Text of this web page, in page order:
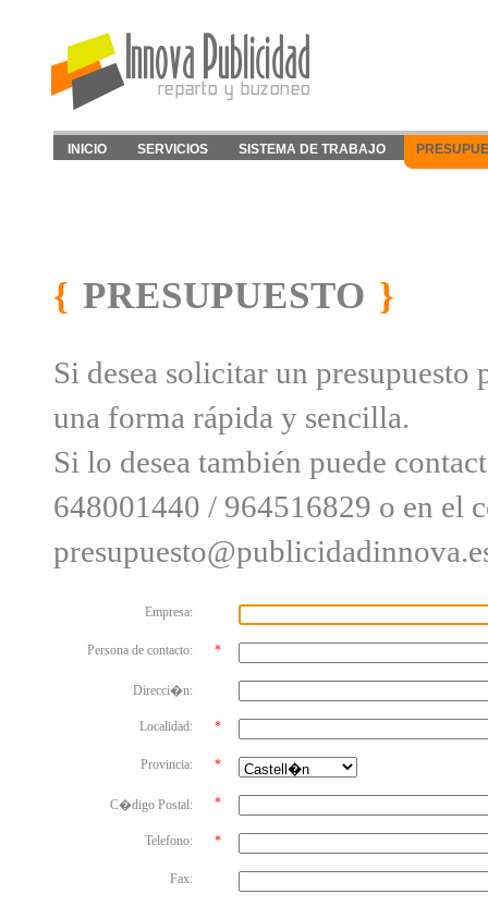
INICIO SERVICIOS SISTEMA DE TRABAJO
{ PRESUPUESTO }
Si desea solicitar un presupuesto
una forma rápida y sencilla.
Si lo desea también puede
648001440 / 964516829 o en el
Empresa:
Persona de contacto: *
Direcci�n:
Localidad: *
Provincia: *
C�digo Postal: *
Telefono: *
Fax: